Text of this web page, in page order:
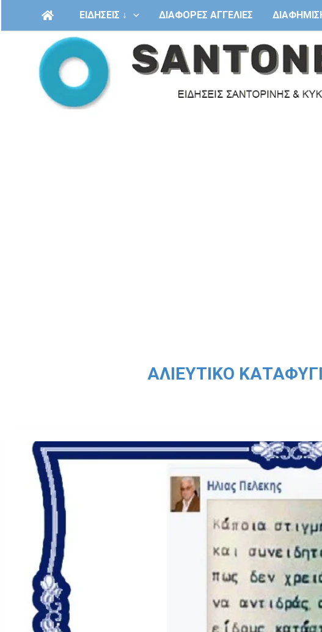
ΕΙΔΗΣΕΙΣ ↓ ΔΙΑΦΟΡΕΣ ΑΓΓΕΛΙΕΣ
ΑΛΙΕΥΤΙΚΌ